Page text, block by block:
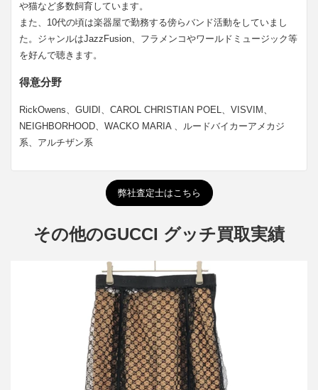
や猫など多数飼育しています。
また、10代の頃は楽器屋で勤務する傍らバンド活動をしていまし
た。ジャンルはJazzFusion、フラメンコやワールドミュージック等
を好んで聴きます。
得意分野
RickOwens、GUIDI、CAROL CHRISTIAN POEL、VISVIM、
NEIGHBORHOOD、WACKO MARIA 、ルードバイカーアメカジ
系、アルチザン系
弊社査定士はこちら
その他のGUCCI グッチ買取実績
グッチ GGレース スカート 678193 XUADT